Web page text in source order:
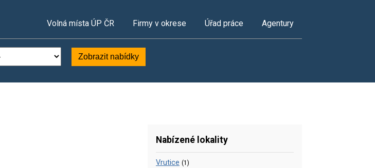
Volná místa ÚP ČR Firmy v okrese Úřad práce Agentury
Zobrazit nabídky
Nabízené lokality
Vrutice (1)